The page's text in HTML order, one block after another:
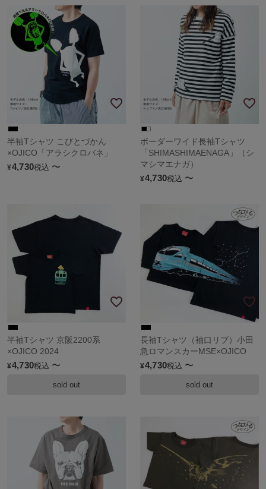
半袖Tシャツ こびとづかん
×OJICO「アラシクロバネ」
¥4,730税込 〜
ボーダーワイド長袖Tシャツ
「SHIMASHIMAENAGA」（シ
マシマエナガ）
¥4,730税込 〜
半袖Tシャツ 京阪2200系
×OJICO 2024
¥4,730税込 〜
sold out
長袖Tシャツ（袖口リブ）小田
急ロマンスカーMSE×OJICO
¥4,730税込 〜
sold out